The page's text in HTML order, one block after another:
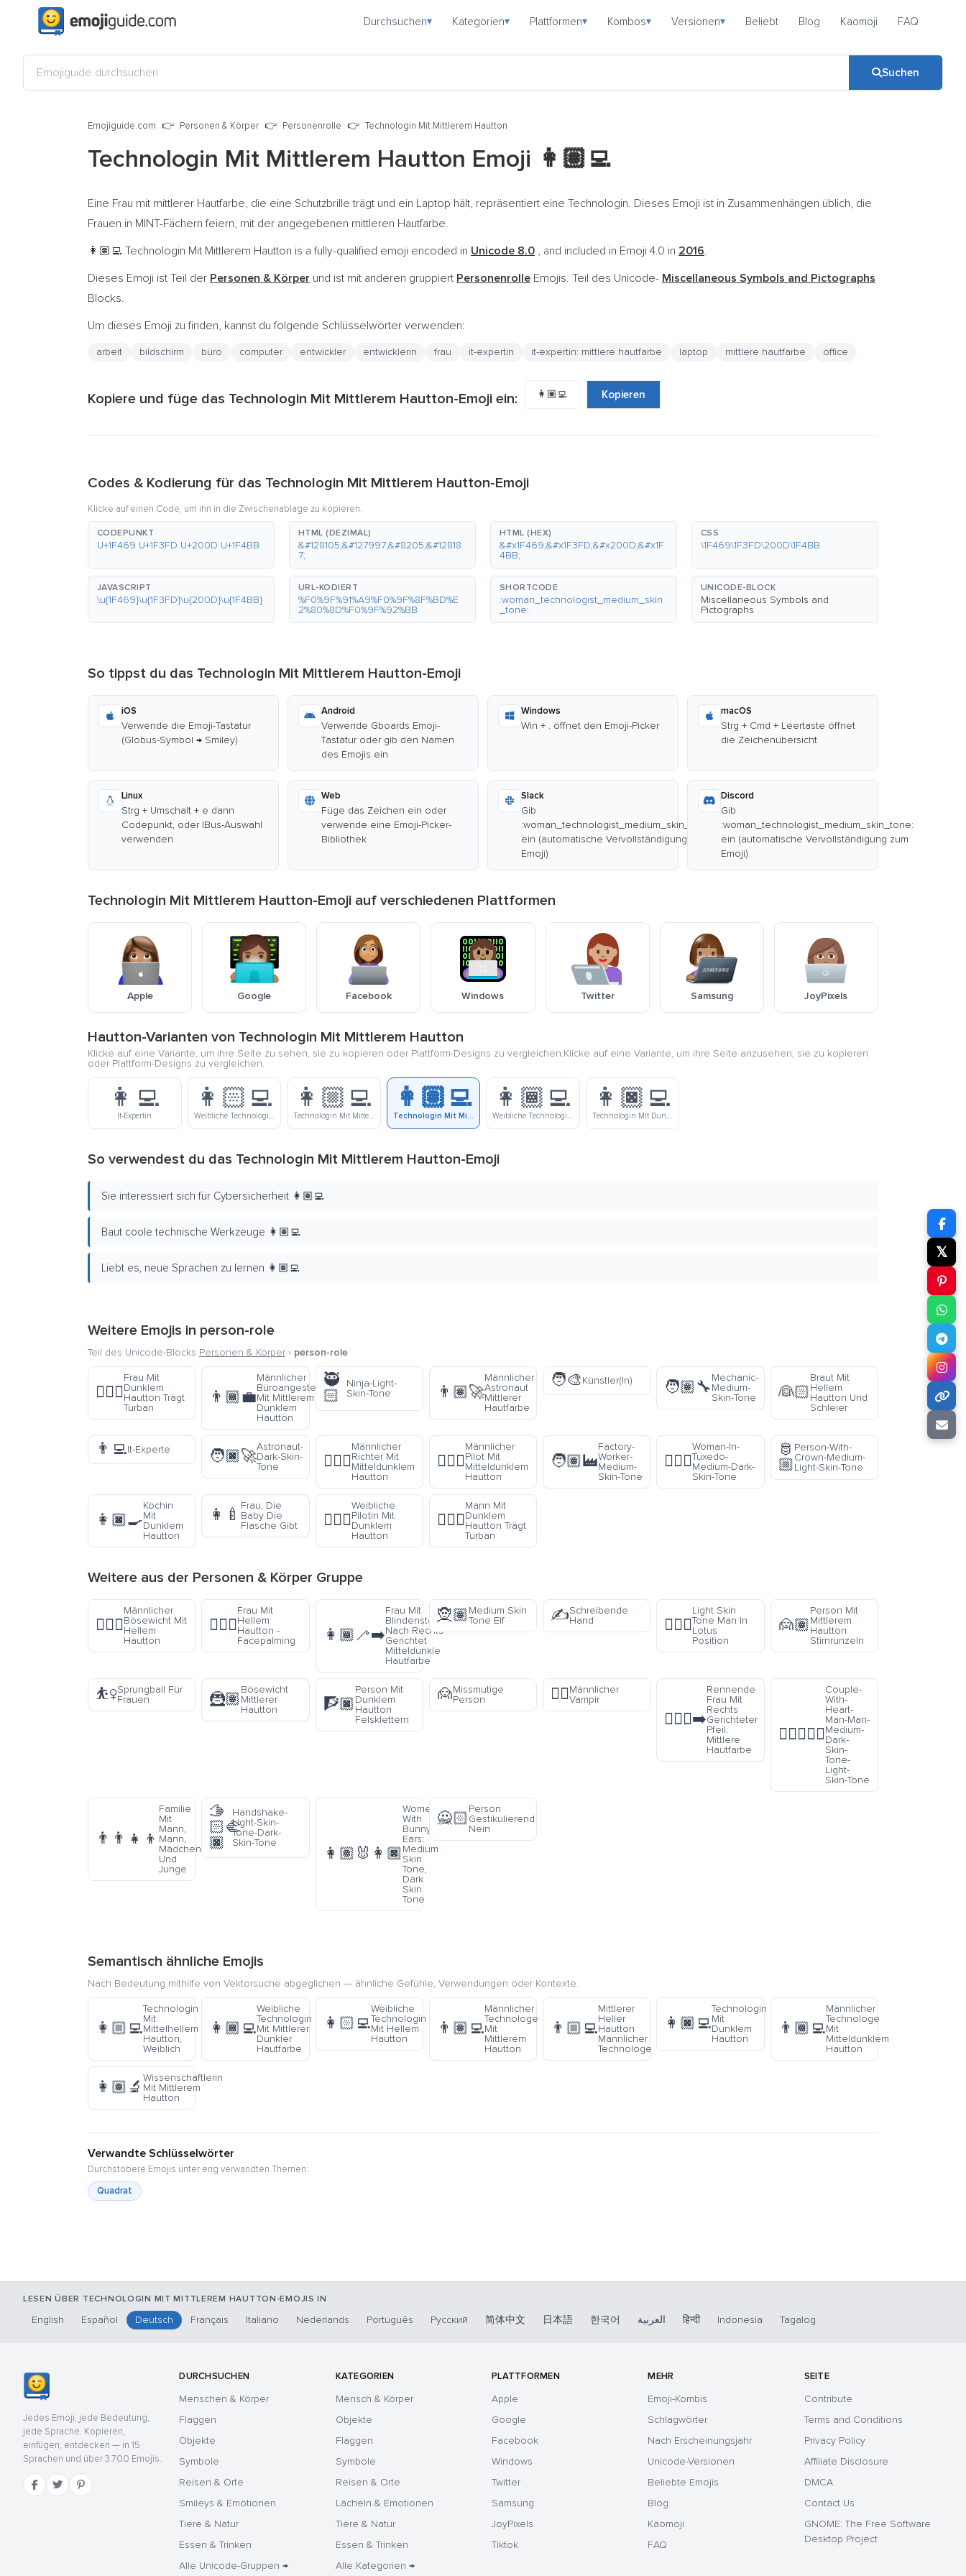
Durchsuchen▾ Kategorien▾ Plattformen▾ Kombos▾ Versionen▾ Beliebt Blog Kaomoji FAQ
Suchen
Emojiguide.com Personen & Körper Personenrolle Technologin Mit Mittlerem Hautton
Technologin Mit Mittlerem Hautton Emoji 👩🏽‍💻
Eine Frau mit mittlerer Hautfarbe, die eine Schutzbrille trägt und ein Laptop hält, repräsentiert eine Technologin. Dieses Emoji ist in Zusammenhängen üblich, die
Frauen in MINT-Fächern feiern, mit der angegebenen mittleren Hautfarbe.
👩🏽‍💻 Technologin Mit Mittlerem Hautton is a fully-qualified emoji encoded in Unicode 8.0 , and included in Emoji 4.0 in 2016.
Dieses Emoji ist Teil der Personen & Körper und ist mit anderen gruppiert Personenrolle Emojis. Teil des Unicode- Miscellaneous Symbols and Pictographs
Blocks.
Um dieses Emoji zu finden, kannst du folgende Schlüsselwörter verwenden:
arbeit bildschirm büro computer entwickler entwicklerin frau it-expertin it-expertin: mittlere hautfarbe laptop mittlere hautfarbe office
Kopiere und füge das Technologin Mit Mittlerem Hautton-Emoji ein: 👩🏽‍💻 Kopieren
Codes & Kodierung für das Technologin Mit Mittlerem Hautton-Emoji
Klicke auf einen Code, um ihn in die Zwischenablage zu kopieren.
CODEPUNKT
U+1F469 U+1F3FD U+200D U+1F4BB
HTML (DEZIMAL)
&#128105;&#127997;&#8205;&#12818
7;
HTML (HEX)
&#x1F469;&#x1F3FD;&#x200D;&#x1F
4BB;
CSS
\1F469\1F3FD\200D\1F4BB
JAVASCRIPT
\u{1F469}\u{1F3FD}\u{200D}\u{1F4BB}
URL-KODIERT
%F0%9F%91%A9%F0%9F%8F%BD%E
2%80%8D%F0%9F%92%BB
SHORTCODE
:woman_technologist_medium_skin
_tone:
UNICODE-BLOCK
Miscellaneous Symbols and
Pictographs
So tippst du das Technologin Mit Mittlerem Hautton-Emoji
iOS
Verwende die Emoji-Tastatur
(Globus-Symbol → Smiley)
Android
Verwende Gboards Emoji-
Tastatur oder gib den Namen
des Emojis ein
Windows
Win + . öffnet den Emoji-Picker
macOS
Strg + Cmd + Leertaste öffnet
die Zeichenübersicht
Linux
Strg + Umschalt + e dann
Codepunkt, oder IBus-Auswahl
verwenden
Web
Füge das Zeichen ein oder
verwende eine Emoji-Picker-
Bibliothek
Slack
Gib
:woman_technologist_medium_skin_tone:
ein (automatische Vervollständigung zum
Emoji)
Discord
Gib
:woman_technologist_medium_skin_tone:
ein (automatische Vervollständigung zum
Emoji)
Technologin Mit Mittlerem Hautton-Emoji auf verschiedenen Plattformen
Apple Google Facebook Windows Twitter Samsung JoyPixels
Hautton-Varianten von Technologin Mit Mittlerem Hautton
Klicke auf eine Variante, um ihre Seite zu sehen, sie zu kopieren oder Plattform-Designs zu vergleichen.Klicke auf eine Variante, um ihre Seite anzusehen, sie zu kopieren
oder Plattform-Designs zu vergleichen.
👩‍💻
It-Expertin
👩🏻‍💻
Weibliche Technologin Mit Hellem Hautton
👩🏼‍💻
Technologin Mit Mittelhellem Hautton, Weiblich
👩🏽‍💻
Technologin Mit Mittlerem Hautton
👩🏾‍💻
Weibliche Technologin Mit Mittlerer Dunkler Hautfarbe
👩🏿‍💻
Technologin Mit Dunklem Hautton
So verwendest du das Technologin Mit Mittlerem Hautton-Emoji
Sie interessiert sich für Cybersicherheit 👩🏽‍💻
Baut coole technische Werkzeuge 👩🏽‍💻
Liebt es, neue Sprachen zu lernen 👩🏽‍💻
Weitere Emojis in person-role
Teil des Unicode-Blocks Personen & Körper › person-role
👳🏿‍♀️
Frau Mit
Dunklem
Hautton Trägt
Turban
👨🏾‍💼
Männlicher
Büroangestellter
Mit Mittlerem
Dunklem
Hautton
🥷
🏻
Ninja-Light-
Skin-Tone
👨🏽‍🚀
Männlicher
Astronaut
Mittlerer
Hautfarbe
🧑‍🎨Künstler(In) 🧑🏽‍🔧
Mechanic-
Medium-
Skin-Tone
👰🏻
Braut Mit
Hellem
Hautton Und
Schleier
👨‍💻It-Experte 🧑🏿‍🚀
Astronaut-
Dark-Skin-
Tone
👨🏾‍⚖️
Männlicher
Richter Mit
Mitteldunklem
Hautton
👨🏾‍✈️
Männlicher
Pilot Mit
Mitteldunklem
Hautton
🧑🏽‍🏭
Factory-
Worker-
Medium-
Skin-Tone
🤵🏾‍♀️
Woman-In-
Tuxedo-
Medium-Dark-
Skin-Tone
🫅
🏼
Person-With-
Crown-Medium-
Light-Skin-Tone
👩🏿‍🍳
Köchin
Mit
Dunklem
Hautton
👩‍🍼
Frau, Die
Baby Die
Flasche Gibt
👩🏿‍✈️
Weibliche
Pilotin Mit
Dunklem
Hautton
👳🏿‍♂️
Mann Mit
Dunklem
Hautton Trägt
Turban
Weitere aus der Personen & Körper Gruppe
🦹🏻‍♂️
Männlicher
Bösewicht Mit
Hellem
Hautton
🤦🏻‍♀️
Frau Mit
Hellem
Hautton -
Facepalming
👩🏾‍🦯‍➡️
Frau Mit
Blindenstock
Nach Rechts
Gerichtet
Mitteldunkle
Hautfarbe
🧝🏽Medium Skin
Tone Elf
✍️Schreibende
Hand
🧘🏻‍♂️
Light Skin
Tone Man In
Lotus
Position
🙍🏽
Person Mit
Mittlerem
Hautton
Stirnrunzeln
⛹️‍♀️Sprungball Für
Frauen
🦹🏽
Bösewicht
Mittlerer
Hautton
🧗🏿
Person Mit
Dunklem
Hautton
Felsklettern
🙍Missmutige
Person
🧛‍♂️Männlicher
Vampir
🏃🏽‍♀️‍➡️
Rennende
Frau Mit
Rechts
Gerichteter
Pfeil:
Mittlere
Hautfarbe
👨🏾‍❤️‍👨🏻
Couple-
With-
Heart-
Man-Man-
Medium-
Dark-
Skin-
Tone-
Light-
Skin-Tone
👨‍👨‍👧‍👦
Familie
Mit
Mann,
Mann,
Mädchen
Und
Junge
🫱
🏻‍🫲
🏿
Handshake-
Light-Skin-
Tone-Dark-
Skin-Tone
👩🏽‍🐰‍👩🏿
Women
With
Bunny
Ears:
Medium
Skin
Tone,
Dark
Skin
Tone
🙅🏻
Person
Gestikulierend
Nein
Semantisch ähnliche Emojis
Nach Bedeutung mithilfe von Vektorsuche abgeglichen — ähnliche Gefühle, Verwendungen oder Kontexte.
👩🏼‍💻
Technologin
Mit
Mittelhellem
Hautton,
Weiblich
👩🏾‍💻
Weibliche
Technologin
Mit Mittlerer
Dunkler
Hautfarbe
👩🏻‍💻
Weibliche
Technologin
Mit Hellem
Hautton
👨🏽‍💻
Männlicher
Technologe
Mit
Mittlerem
Hautton
👨🏼‍💻
Mittlerer
Heller
Hautton
Männlicher
Technologe
👩🏿‍💻
Technologin
Mit
Dunklem
Hautton
👨🏾‍💻
Männlicher
Technologe
Mit
Mitteldunklem
Hautton
👩🏽‍🔬
Wissenschaftlerin
Mit Mittlerem
Hautton
Verwandte Schlüsselwörter
Durchstöbere Emojis unter eng verwandten Themen:
Quadrat
𝕏
LESEN ÜBER TECHNOLOGIN MIT MITTLEREM HAUTTON-EMOJIS IN
English Español Deutsch Français Italiano Nederlands Português Русский 简体中文 日本語 한국어 العربية हिन्दी Indonesia Tagalog
Jedes Emoji, jede Bedeutung,
jede Sprache. Kopieren,
einfügen, entdecken — in 15
Sprachen und über 3.700 Emojis.
DURCHSUCHEN
Menschen & Körper
Flaggen
Objekte
Symbole
Reisen & Orte
Smileys & Emotionen
Tiere & Natur
Essen & Trinken
Alle Unicode-Gruppen →
KATEGORIEN
Mensch & Körper
Objekte
Flaggen
Symbole
Reisen & Orte
Lächeln & Emotionen
Tiere & Natur
Essen & Trinken
Alle Kategorien →
PLATTFORMEN
Apple
Google
Facebook
Windows
Twitter
Samsung
JoyPixels
Tiktok
MEHR
Emoji-Kombis
Schlagwörter
Nach Erscheinungsjahr
Unicode-Versionen
Beliebte Emojis
Blog
Kaomoji
FAQ
SEITE
Contribute
Terms and Conditions
Privacy Policy
Affiliate Disclosure
DMCA
Contact Us
GNOME: The Free Software
Desktop Project